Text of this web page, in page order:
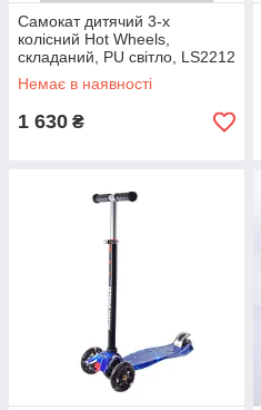
Самокат дитячий 3-х
колісний Hot Wheels,
складаний, PU світло, LS2212
Немає в наявності
1 630 ₴